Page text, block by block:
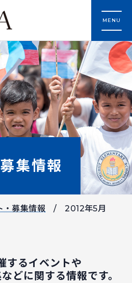
MENU
集情報
・募集情報 2012年5月
するイベントや
どに関する情報です。